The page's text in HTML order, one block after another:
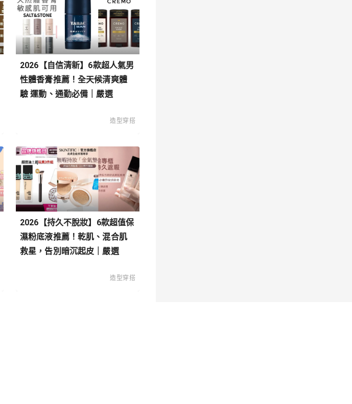
2026【自信清新】6款超人氣男
性體香膏推薦！全天候清爽體
驗 運動、通勤必備｜嚴選
造型穿搭
2026【持久不脫妝】6款超值保
濕粉底液推薦！乾肌、混合肌
救星，告別暗沉起皮｜嚴選
造型穿搭